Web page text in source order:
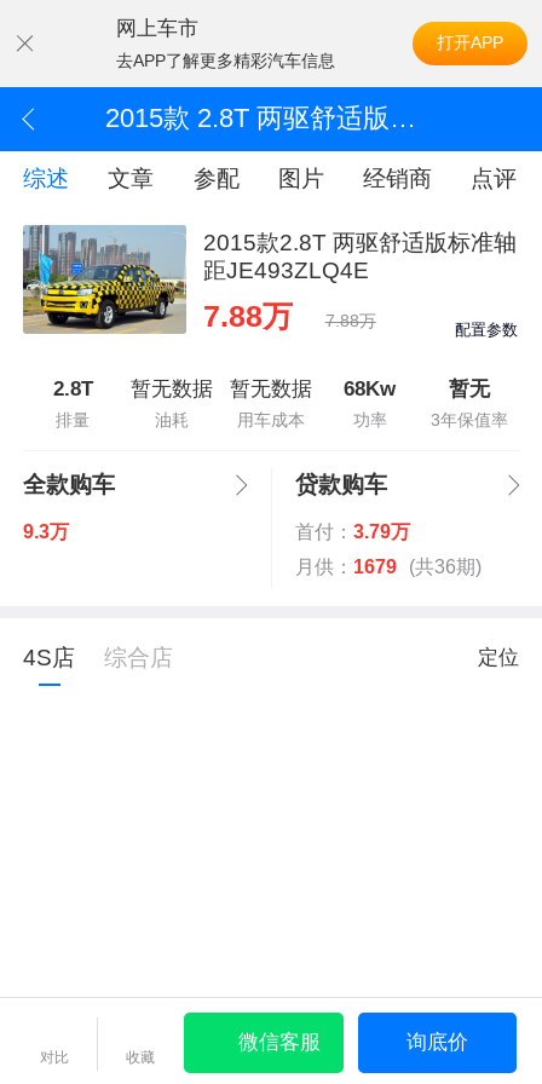
网上车市
去APP了解更多精彩汽车信息
打开APP
2015款 2.8T 两驱舒适版标准轴距JE493ZLQ4E
综述 文章 参配 图片 经销商 点评
2015款2.8T 两驱舒适版标准轴
距JE493ZLQ4E
7.88万 7.88万 配置参数
2.8T
排量
暂无数据
油耗
暂无数据
用车成本
68Kw
功率
暂无
3年保值率
全款购车
9.3万
贷款购车
首付： 3.79万
月供： 1679 (共36期)
4S店 综合店 定位
对比 收藏
微信客服 询底价